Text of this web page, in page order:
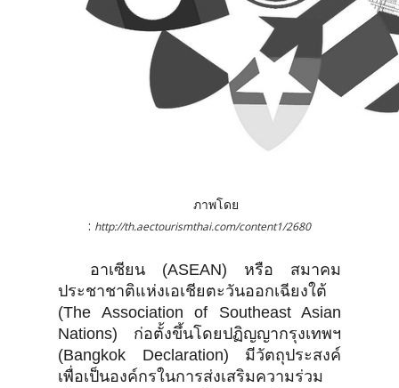
ภาพโดย
: http://th.aectourismthai.com/content1/2680
อาเซียน (ASEAN) หรือ สมาคม
ประชาชาติแห่งเอเชียตะวันออกเฉียงใต้
(The Association of Southeast Asian
Nations) ก่อตั้งขึ้นโดยปฏิญญากรุงเทพฯ
(Bangkok Declaration) มีวัตถุประสงค์
เพื่อเป็นองค์กรในการส่งเสริมความร่วม